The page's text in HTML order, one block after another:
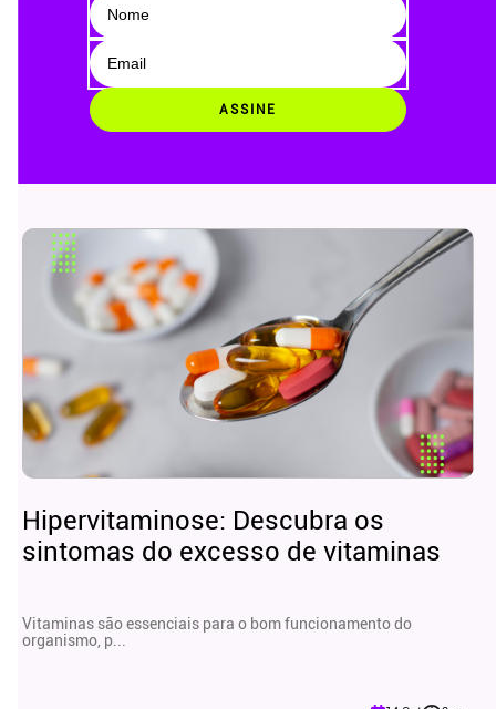
ASSINE
Hipervitaminose: Descubra os
sintomas do excesso de vitaminas
Vitaminas são essenciais para o bom funcionamento do
organismo, p...